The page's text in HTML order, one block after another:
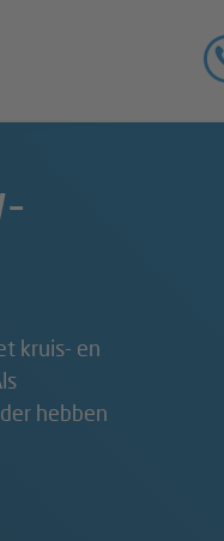
kruis- en
hebben